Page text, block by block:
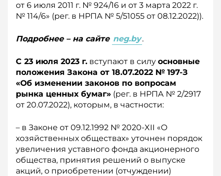
от 6 июля 2011 г. № 924/16 и от 3 марта 2022 г.
№ 114/6» (рег. в НРПА № 5/51055 от 08.12.2022)).
Подробнее – на сайте neg.by.
С 23 июля 2023 г. вступают в силу основные
положения Закона от 18.07.2022 № 197-З
«Об изменении законов по вопросам
рынка ценных бумаг» (рег. в НРПА № 2/2917
от 20.07.2022), которым, в частности:
– в Законе от 09.12.1992 № 2020-XII «О
хозяйственных обществах» уточнен порядок
увеличения уставного фонда акционерного
общества, принятия решений о выпуске
акций, о приобретении (отчуждении)